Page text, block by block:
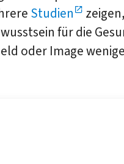
Studien
für die
oder Image